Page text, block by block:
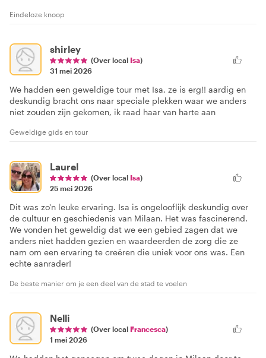
Eindeloze knoop
shirley
(Over local Isa)
31 mei 2026
We hadden een geweldige tour met Isa, ze is erg!! aardig en
deskundig bracht ons naar speciale plekken waar we anders
niet zouden zijn gekomen, ik raad haar van harte aan
Geweldige gids en tour
Laurel
(Over local Isa)
25 mei 2026
Dit was zo'n leuke ervaring. Isa is ongelooflijk deskundig over
de cultuur en geschiedenis van Milaan. Het was fascinerend.
We vonden het geweldig dat we een gebied zagen dat we
anders niet hadden gezien en waardeerden de zorg die ze
nam om een ervaring te creëren die uniek voor ons was. Een
echte aanrader!
De beste manier om je een deel van de stad te voelen
Nelli
(Over local Francesca)
1 mei 2026